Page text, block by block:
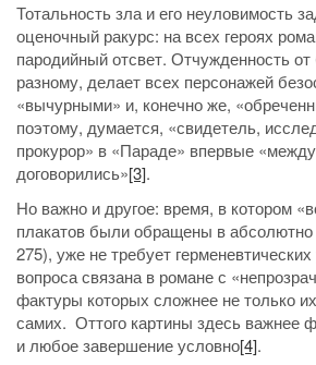
Тотальность зла и его неуловимость
оценочный ракурс: на всех героях
пародийный отсвет. Отчужденность
разному, делает всех персонажей
«вычурными» и, конечно же,
поэтому, думается, «свидетель,
прокурор» в «Параде» впервые
договорились»[3].
Но важно и другое: время, в котором
плакатов были обращены в абсолютно
275), уже не требует
вопроса связана в романе с
фактуры которых сложнее не только
самих. Оттого картины здесь важнее
и любое завершение условно[4].